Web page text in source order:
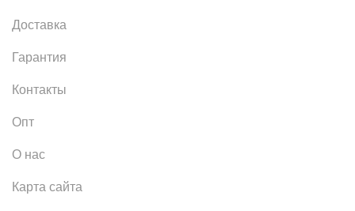
Доставка
Гарантия
Контакты
Опт
О нас
Карта сайта